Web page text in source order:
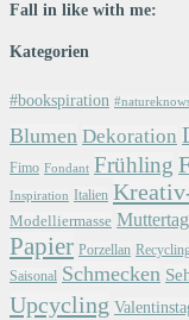
Fall in like with me:
Kategorien
#bookspiration
Blumen Dekoration
Fimo Fondant Frühling
Inspiration Italien
Modelliermasse Muttertag
Papier Porzellan
Saisonal Schmecken
Upcycling